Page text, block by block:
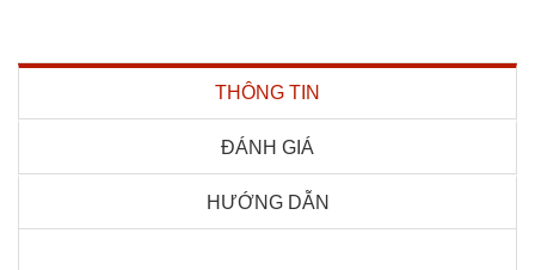
THÔNG TIN
ĐÁNH GIÁ
HƯỚNG DẪN